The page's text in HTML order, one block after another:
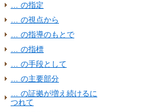
… の指定
… の視点から
… の指導のもとで
… の指標
… の手段として
… の主要部分
… の証拠が増え続けるに
つれて